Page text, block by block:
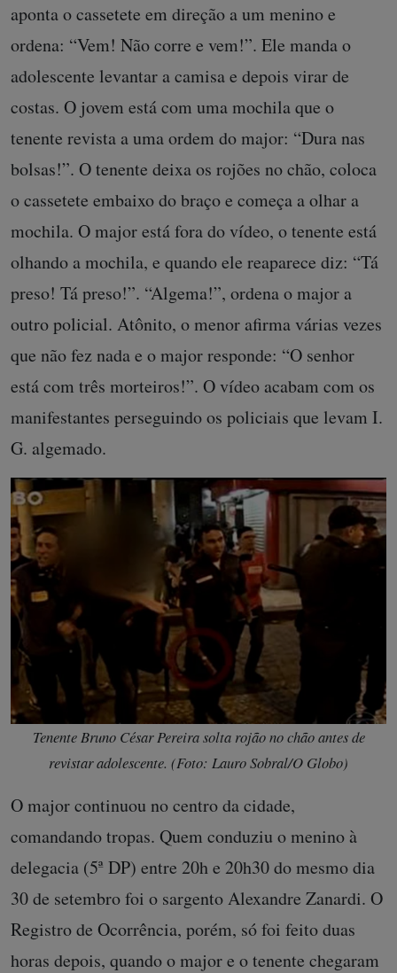
aponta o cassetete em direção a um menino e
ordena: “Vem! Não corre e vem!”. Ele manda o
adolescente levantar a camisa e depois virar de
costas. O jovem está com uma mochila que o
tenente revista a uma ordem do major: “Dura nas
bolsas!”. O tenente deixa os rojões no chão, coloca
o cassetete embaixo do braço e começa a olhar a
mochila. O major está fora do vídeo, o tenente está
olhando a mochila, e quando ele reaparece diz: “Tá
preso! Tá preso!”. “Algema!”, ordena o major a
outro policial. Atônito, o menor afirma várias vezes
que não fez nada e o major responde: “O senhor
está com três morteiros!”. O vídeo acabam com os
manifestantes perseguindo os policiais que levam I.
G. algemado.
Tenente Bruno César Pereira solta rojão no chão antes de
revistar adolescente. (Foto: Lauro Sobral/O Globo)
O major continuou no centro da cidade,
comandando tropas. Quem conduziu o menino à
delegacia (5ª DP) entre 20h e 20h30 do mesmo dia
30 de setembro foi o sargento Alexandre Zanardi. O
Registro de Ocorrência, porém, só foi feito duas
horas depois, quando o major e o tenente chegaram